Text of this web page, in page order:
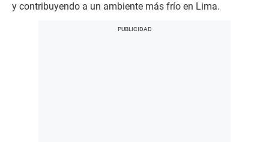
y contribuyendo a un ambiente más frío en Lima.